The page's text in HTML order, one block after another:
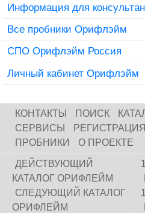
Информация для
Все пробники Орифлэйм
СПО Орифлэйм Россия
Личный кабинет Орифлэйм
КОНТАКТЫ ПОИСК
СЕРВИСЫ
РЕГИСТРАЦИЯ
ПРОБНИКИ
О ПРОЕКТЕ
ДЕЙСТВУЮЩИЙ
КАТАЛОГ ОРИФЛЕЙМ
СЛЕДУЮЩИЙ КАТАЛОГ
ОРИФЛЕЙМ